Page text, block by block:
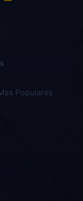
Populares